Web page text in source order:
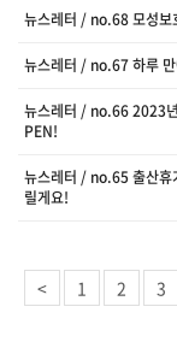
뉴스레터 / no.68 모성보
뉴스레터 / no.67 하루
뉴스레터 / no.66 2023
PEN!
뉴스레터 / no.65 출산휴
릴게요!
< 1 2 3